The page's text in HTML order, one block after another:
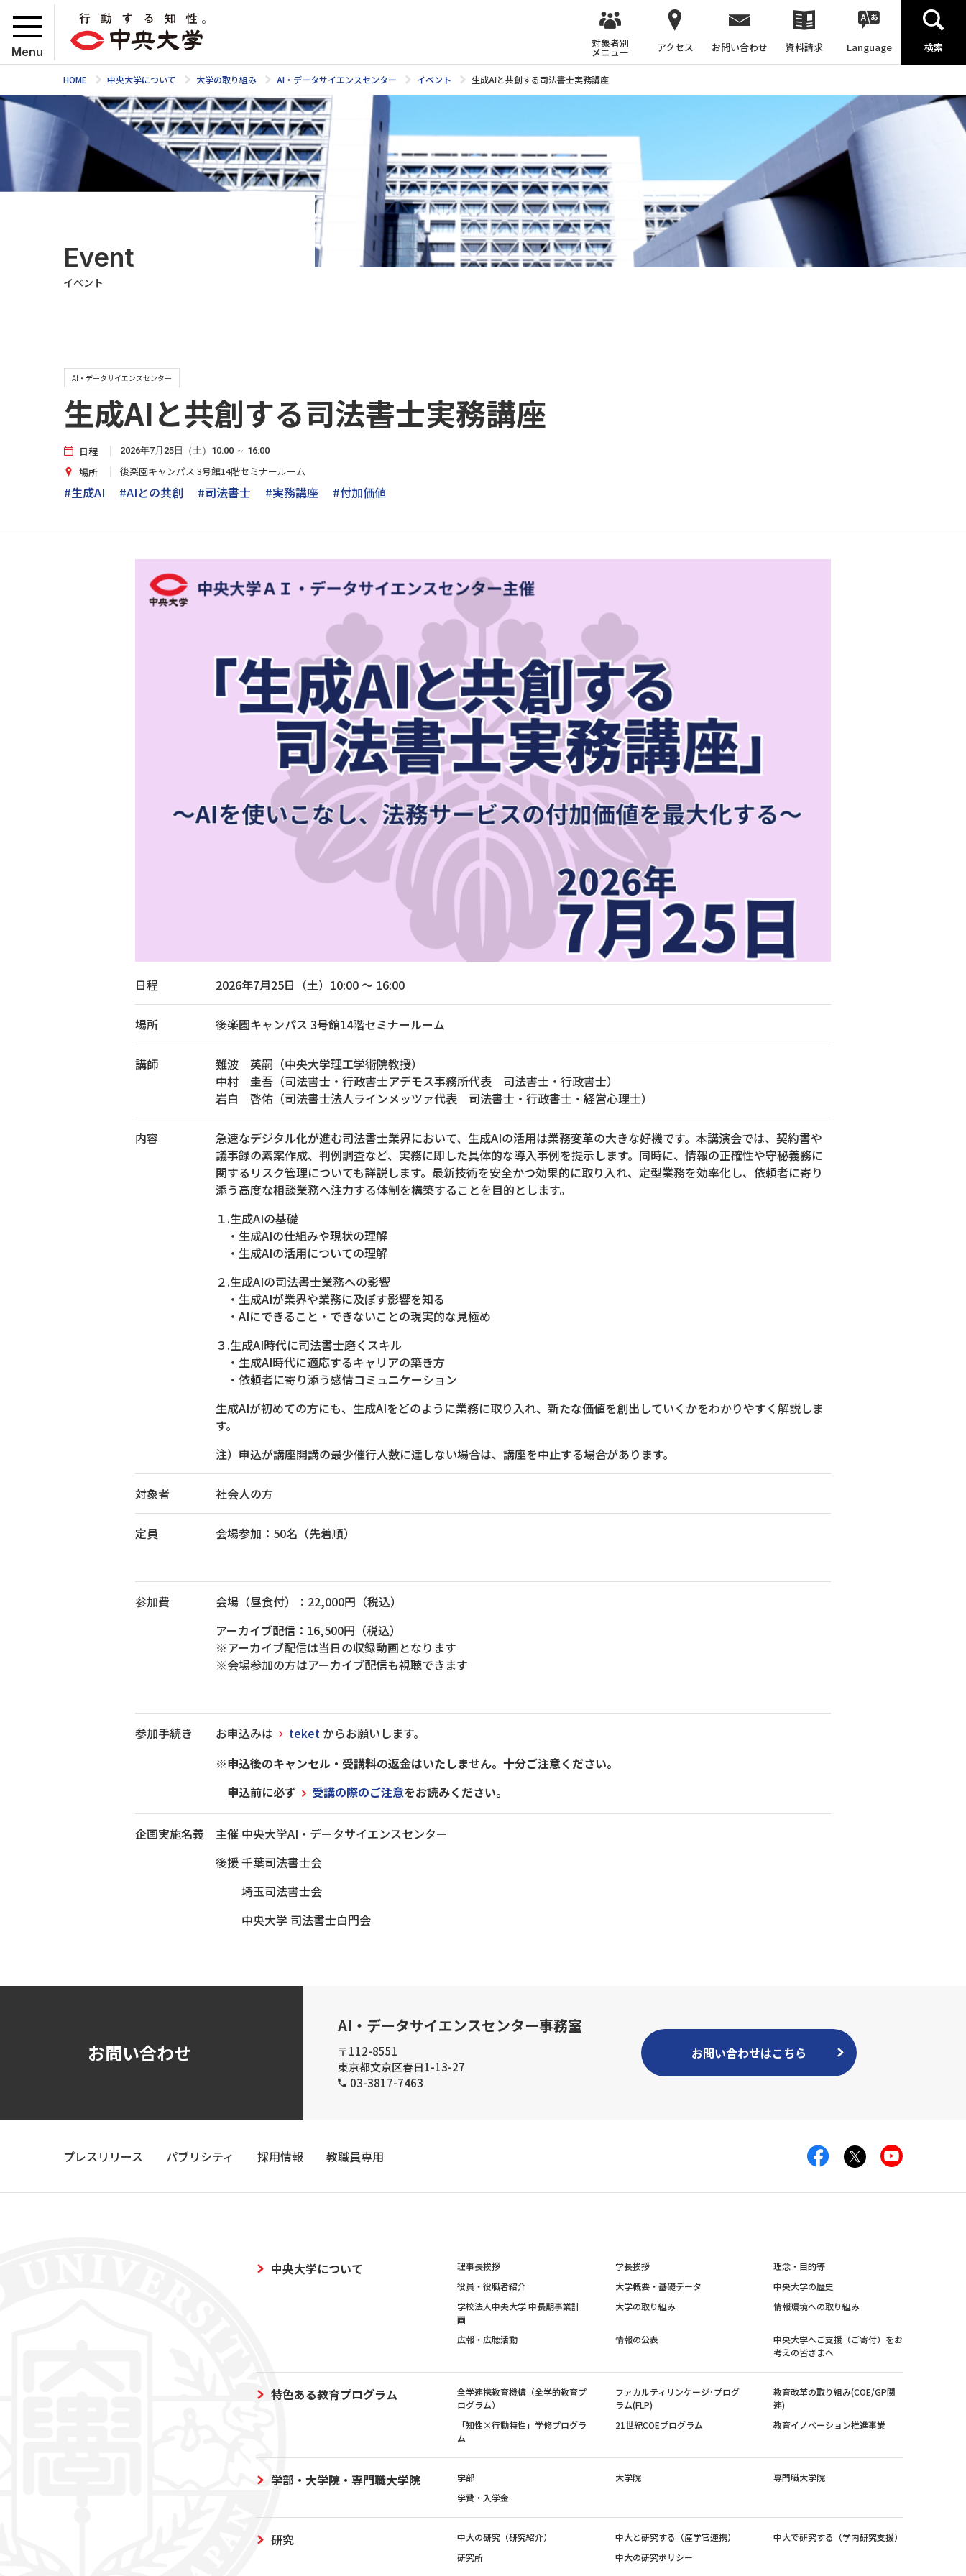
Menu
対象者別
メニュー アクセス お問い合わせ 資料請求 Language 検索
HOME 中央大学について 大学の取り組み AI・データサイエンスセンター イベント 生成AIと共創する司法書士実務講座
Event
イベント
AI・データサイエンスセンター
生成AIと共創する司法書士実務講座
日程 2026年7月25日（土）10:00 ～ 16:00
場所 後楽園キャンパス 3号館14階セミナールーム
#生成AI #AIとの共創 #司法書士 #実務講座 #付加価値
日程 2026年7月25日（土）10:00 ～ 16:00
場所 後楽園キャンパス 3号館14階セミナールーム
講師
難波 英嗣（中央大学理工学術院教授）
中村 圭吾（司法書士・行政書士アデモス事務所代表 司法書士・行政書士）
岩白 啓佑（司法書士法人ラインメッツァ代表 司法書士・行政書士・経営心理士）
内容
急速なデジタル化が進む司法書士業界において、生成AIの活用は業務変革の大きな好機です。本講演会では、契約書や
議事録の素案作成、判例調査など、実務に即した具体的な導入事例を提示します。同時に、情報の正確性や守秘義務に
関するリスク管理についても詳説します。最新技術を安全かつ効果的に取り入れ、定型業務を効率化し、依頼者に寄り
添う高度な相談業務へ注力する体制を構築することを目的とします。
１.生成AIの基礎
・生成AIの仕組みや現状の理解
・生成AIの活用についての理解
２.生成AIの司法書士業務への影響
・生成AIが業界や業務に及ぼす影響を知る
・AIにできること・できないことの現実的な見極め
３.生成AI時代に司法書士磨くスキル
・生成AI時代に適応するキャリアの築き方
・依頼者に寄り添う感情コミュニケーション
生成AIが初めての方にも、生成AIをどのように業務に取り入れ、新たな価値を創出していくかをわかりやすく解説しま
す。
注）申込が講座開講の最少催行人数に達しない場合は、講座を中止する場合があります。
対象者 社会人の方
定員 会場参加：50名（先着順）
参加費
会場（昼食付）：22,000円（税込）
アーカイブ配信：16,500円（税込）
※アーカイブ配信は当日の収録動画となります
※会場参加の方はアーカイブ配信も視聴できます
参加手続き お申込みは teket からお願いします。
※申込後のキャンセル・受講料の返金はいたしません。十分ご注意ください。
申込前に必ず
受講の際のご注意をお読みください。
企画実施名義
主催 中央大学AI・データサイエンスセンター
後援 千葉司法書士会
埼玉司法書士会
中央大学 司法書士白門会
お問い合わせ
AI・データサイエンスセンター事務室
〒112-8551
東京都文京区春日1-13-27
03-3817-7463
お問い合わせはこちら
プレスリリース パブリシティ 採用情報 教職員専用
中央大学について 理事長挨拶 学長挨拶
理念・目的等
役員・役職者紹介
大学概要・基礎データ
中央大学の歴史
学校法人中央大学 中長期事業計
画
大学の取り組み 情報環境への取り組み
広報・広聴活動 情報の公表
中央大学へご支援（ご寄付）をお
考えの皆さまへ
特色ある教育プログラム
全学連携教育機構（全学的教育プ
ログラム）
ファカルティリンケージ･プログ
ラム(FLP)
教育改革の取り組み(COE/GP関
連)
「知性×行動特性」学修プログラ
ム
21世紀COEプログラム 教育イノベーション推進事業
学部・大学院・専門職大学院 学部 大学院
専門職大学院
学費・入学金
研究 中大の研究（研究紹介） 中大と研究する（産学官連携）
中大で研究する（学内研究支援）
研究所
中大の研究ポリシー